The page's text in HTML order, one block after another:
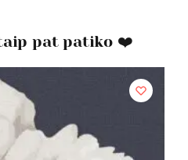
pat patiko ❤️